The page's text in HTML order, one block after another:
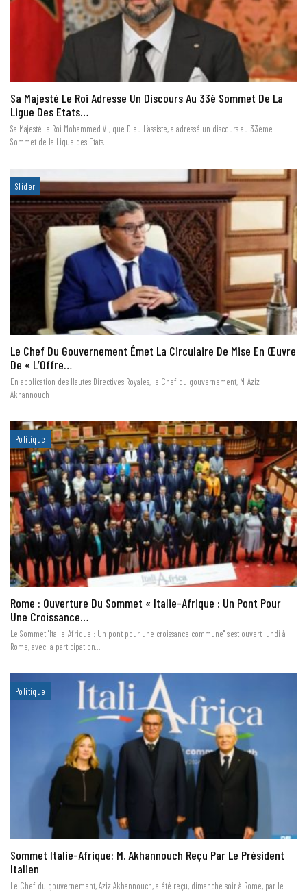
Sa Majesté Le Roi Adresse Un Discours Au 33è Sommet De La
Ligue Des Etats…
Sa Majesté le Roi Mohammed VI, que Dieu L’assiste, a adressé un discours au 33ème
Sommet de la Ligue des Etats…
Slider
Le Chef Du Gouvernement Émet La Circulaire De Mise En Œuvre
De « L’Offre…
En application des Hautes Directives Royales, le Chef du gouvernement, M. Aziz
Akhannouch
Politique
Rome : Ouverture Du Sommet « Italie-Afrique : Un Pont Pour
Une Croissance…
Le Sommet "Italie-Afrique : Un pont pour une croissance commune" s'est ouvert lundi à
Rome, avec la participation…
Politique
Sommet Italie-Afrique: M. Akhannouch Reçu Par Le Président
Italien
Le Chef du gouvernement, Aziz Akhannouch, a été reçu, dimanche soir à Rome, par le